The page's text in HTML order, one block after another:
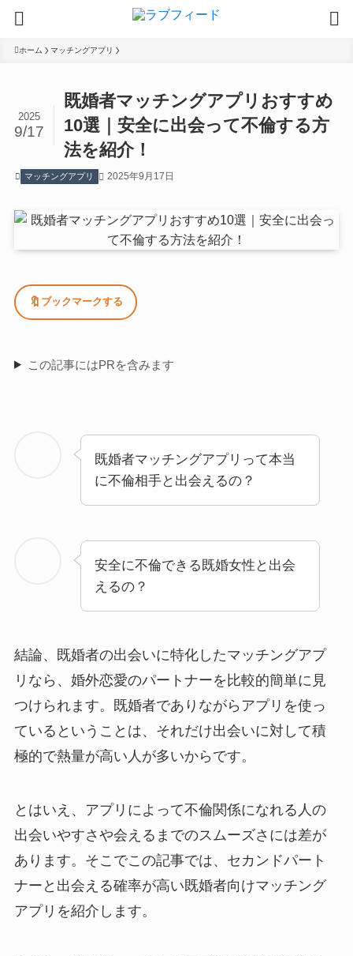
ホーム マッチングアプリ
既婚者マッチングアプリおすすめ
10選｜安全に出会って不倫する方
法を紹介！
2025
9/17
マッチングアプリ 2025年9月17日
🔖 ブックマークする
この記事にはPRを含みます
既婚者マッチングアプリって本当
に不倫相手と出会えるの？
安全に不倫できる既婚女性と出会
えるの？
結論、既婚者の出会いに特化したマッチングアプ
リなら、婚外恋愛のパートナーを比較的簡単に見
つけられます。既婚者でありながらアプリを使っ
ているということは、それだけ出会いに対して積
極的で熱量が高い人が多いからです。
とはいえ、アプリによって不倫関係になれる人の
出会いやすさや会えるまでのスムーズさには差が
あります。そこでこの記事では、セカンドパート
ナーと出会える確率が高い既婚者向けマッチング
アプリを紹介します。